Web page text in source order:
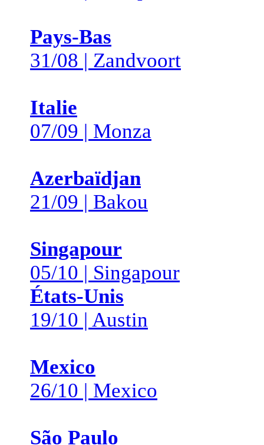
Pays-Bas
31/08 | Zandvoort
Italie
07/09 | Monza
Azerbaïdjan
21/09 | Bakou
Singapour
05/10 | Singapour
États-Unis
19/10 | Austin
Mexico
26/10 | Mexico
São Paulo